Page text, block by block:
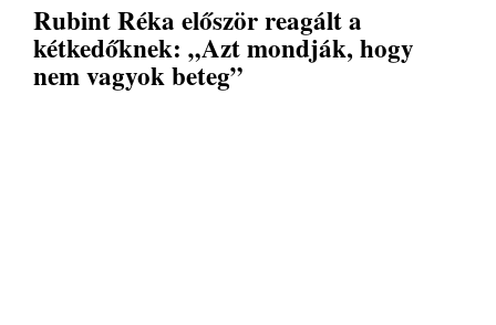
Rubint Réka először reagált a
kétkedőknek: „Azt mondják, hogy
nem vagyok beteg”